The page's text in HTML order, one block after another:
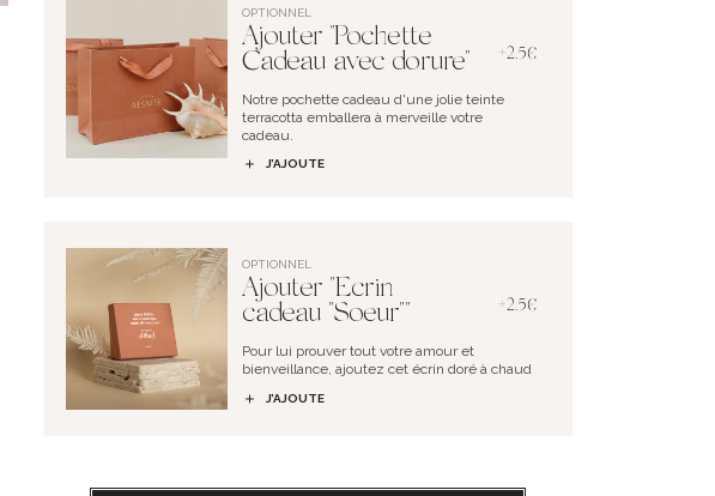
OPTIONNEL
Ajouter "Pochette
Cadeau avec dorure"
+2.5€
Notre pochette cadeau d'une jolie teinte
terracotta emballera à merveille votre
cadeau.
J’AJOUTE
OPTIONNEL
Ajouter "Ecrin
cadeau "Soeur""
+2.5€
Pour lui prouver tout votre amour et
bienveillance, ajoutez cet écrin doré à chaud
J’AJOUTE